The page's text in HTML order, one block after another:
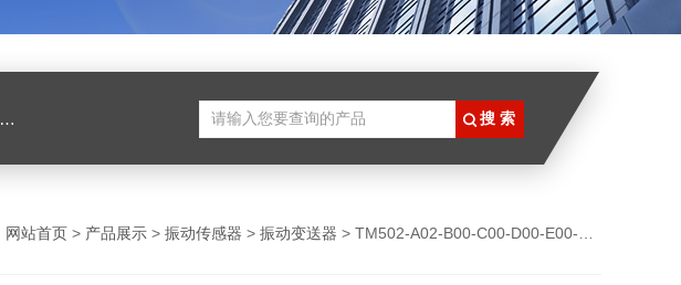
网站首页 > 产品展示 > 振动传感器 > 振动变送器 > TM502-A02-B00-C00-D00-E00-F00-G00变送器